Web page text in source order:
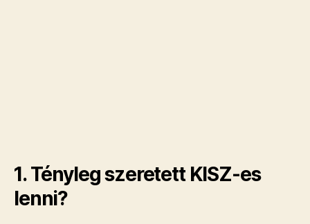
1. Tényleg szeretett KISZ-es
lenni?